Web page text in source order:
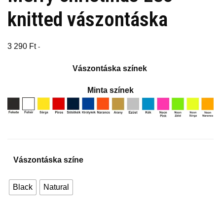
knitted vászontáska
3 290 Ft -
Vászontáska színek
Minta színek
Vászontáska színe
Black Natural